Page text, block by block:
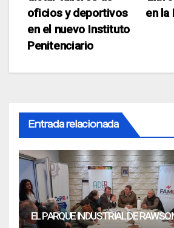
de
entradas
en la
oficios y deportivos
en el nuevo Instituto
Penitenciario
Entrada relacionada
EL PARQUE INDUSTRIAL DE